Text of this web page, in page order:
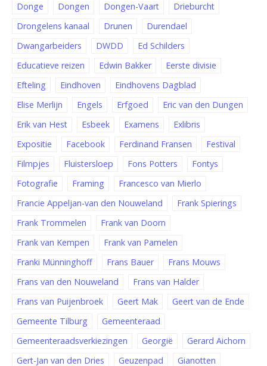
Donge
Dongen Dongen-Vaart
Drieburcht
Drongelens kanaal
Drunen
Durendael
Dwangarbeiders
DWDD
Ed Schilders
Educatieve reizen
Edwin Bakker
Eerste divisie
Efteling
Eindhoven
Eindhovens Dagblad
Elise Merlijn
Engels Erfgoed
Eric van den Dungen
Erik van Hest
Esbeek Examens
Exlibris
Expositie
Facebook Ferdinand Fransen
Festival
Filmpjes
Fluistersloep Fons Potters
Fontys
Fotografie
Framing
Francesco van Mierlo
Francie Appeljan-van den Nouweland
Frank Spierings
Frank Trommelen
Frank van Doorn
Frank van Kempen
Frank van Pamelen
Franki Münninghoff
Frans Bauer
Frans Mouws
Frans van den Nouweland
Frans van Halder
Frans van Puijenbroek
Geert Mak
Geert van de Ende
Gemeente Tilburg
Gemeenteraad
Gemeenteraadsverkiezingen
Georgië
Gerard Aichorn
Gert-Jan van den Dries
Geuzenpad
Gianotten